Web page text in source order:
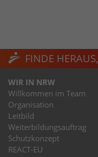
FINDE HERAUS,
WIR IN NRW
Willkommen im Team
Organisation
Leitbild
Weiterbildungsauftrag
Schutzkonzept
REACT-EU